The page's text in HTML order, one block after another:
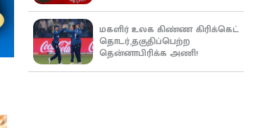
மகளிர் உலக கிண்ண கிரிக்கெட்
தொடர்,தகுதிப்பெற்ற
தென்னாபிரிக்க அணி!